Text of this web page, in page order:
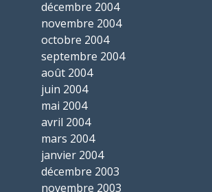
décembre 2004
novembre 2004
octobre 2004
septembre 2004
août 2004
juin 2004
mai 2004
avril 2004
mars 2004
janvier 2004
décembre 2003
novembre 2003